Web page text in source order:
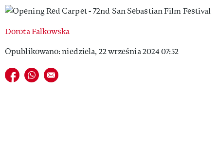
VIVA!ITAKA
MAGAZYN VIVA!
Dorota Falkowska
Opublikowano: niedziela, 22 września 2024 07:52
Udostępnij na facebook
Udostępnij na whatsapp
E-mail do przyjaciela